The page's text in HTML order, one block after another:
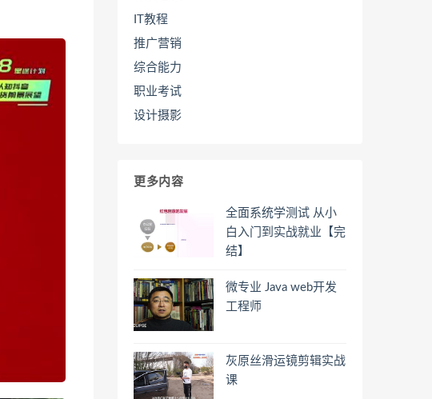
IT教程
推广营销
综合能力
职业考试
设计摄影
更多内容
全面系统学测试 从小
白入门到实战就业【完
结】
微专业 Java web开发
工程师
灰原丝滑运镜剪辑实战
课